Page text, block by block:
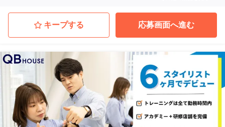
QBハウス イオンモール名取店
宮城県名取市
(杜せきのした駅 徒歩 3分)
QBハウス イオンタウン弘前樋の口店
青森県弘前市 (弘高下駅)
QBハウス イオンモール水戸内原店
茨城県水戸市
(内原駅 徒歩 13分)
QBハウス イーアスつくば店
茨城県つくば市 (研究学園駅 徒歩 15分)
...他
キープする 応募画面へ進む